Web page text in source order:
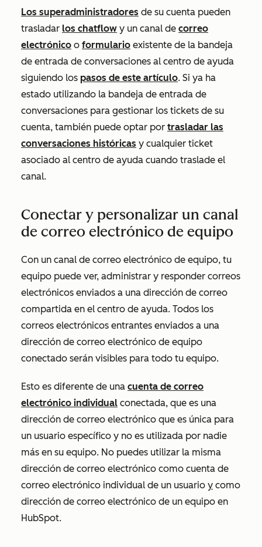
Los superadministradores de su cuenta pueden
trasladar los chatflow y un canal de correo
electrónico o formulario existente de la bandeja
de entrada de conversaciones al centro de ayuda
siguiendo los pasos de este artículo. Si ya ha
estado utilizando la bandeja de entrada de
conversaciones para gestionar los tickets de su
cuenta, también puede optar por trasladar las
conversaciones históricas y cualquier ticket
asociado al centro de ayuda cuando traslade el
canal.
Conectar y personalizar un canal
de correo electrónico de equipo
Con un canal de correo electrónico de equipo, tu
equipo puede ver, administrar y responder correos
electrónicos enviados a una dirección de correo
compartida en el centro de ayuda. Todos los
correos electrónicos entrantes enviados a una
dirección de correo electrónico de equipo
conectado serán visibles para todo tu equipo.
Esto es diferente de una cuenta de correo
electrónico individual conectada, que es una
dirección de correo electrónico que es única para
un usuario específico y no es utilizada por nadie
más en su equipo. No puedes utilizar la misma
dirección de correo electrónico como cuenta de
correo electrónico individual de un usuario y como
dirección de correo electrónico de un equipo en
HubSpot.